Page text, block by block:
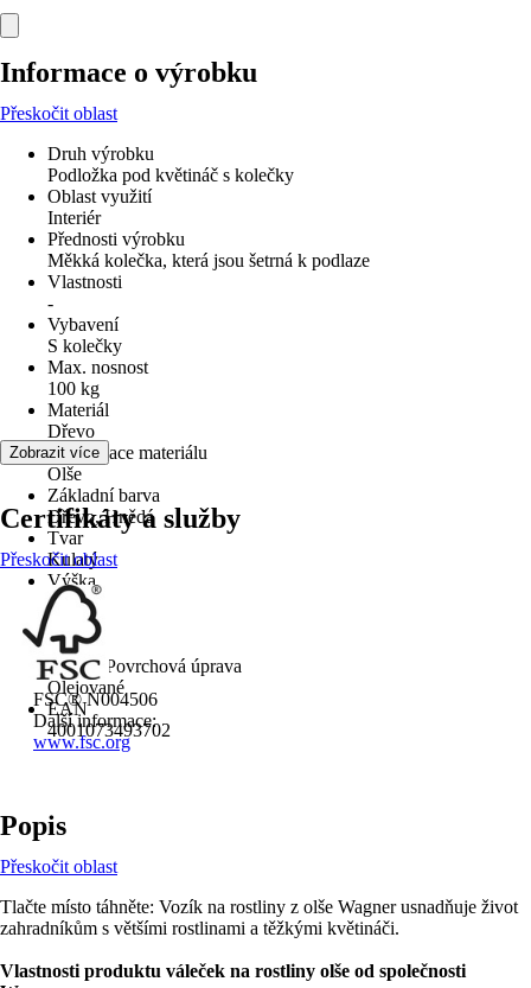
Informace o výrobku
Přeskočit oblast
Druh výrobku
Podložka pod květináč s kolečky
Oblast využití
Interiér
Přednosti výrobku
Měkká kolečka, která jsou šetrná k podlaze
Vlastnosti
-
Vybavení
S kolečky
Max. nosnost
100 kg
Materiál
Dřevo
Specifikace materiálu
Olše
Základní barva
Dřevo, Hnědá
Tvar
Kulatý
Výška
9 cm
Průměr
34 cm
Povrch/Povrchová úprava
Olejované
EAN
4001073493702
Zobrazit více
Certifikáty a služby
Přeskočit oblast
FSC® N004506
Další informace:
www.fsc.org
Popis
Přeskočit oblast
Tlačte místo táhněte: Vozík na rostliny z olše Wagner usnadňuje život
zahradníkům s většími rostlinami a těžkými květináči.
Vlastnosti produktu váleček na rostliny olše od společnosti